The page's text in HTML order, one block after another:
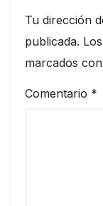
Tu dirección
publicada.
marcados con
Comentario *